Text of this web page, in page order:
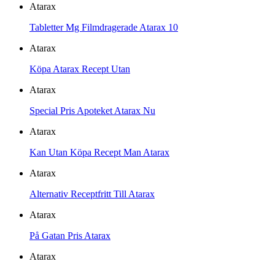
Atarax
Tabletter Mg Filmdragerade Atarax 10
Atarax
Köpa Atarax Recept Utan
Atarax
Special Pris Apoteket Atarax Nu
Atarax
Kan Utan Köpa Recept Man Atarax
Atarax
Alternativ Receptfritt Till Atarax
Atarax
På Gatan Pris Atarax
Atarax